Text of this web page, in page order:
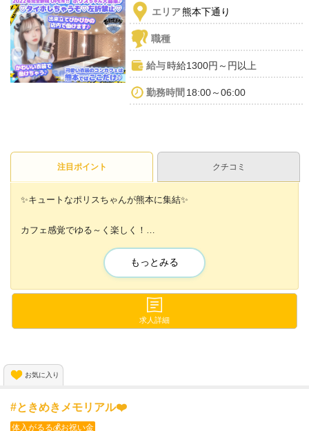
エリア熊本下通り
職種
給与時給1300円～円以上
勤務時間 18:00～06:00
注目ポイント クチコミ
✨キュートなポリスちゃんが熊本に集結✨
カフェ感覚でゆる～く楽しく！
未経験者さんにもかなりおすすめ💕
可愛いケモ耳をつけて
🔽まずはお店の詳細をチェック🔽
もっとみる
求人詳細
お気に入り
#ときめきメモリアル❤️
体入がるる💰お祝い金